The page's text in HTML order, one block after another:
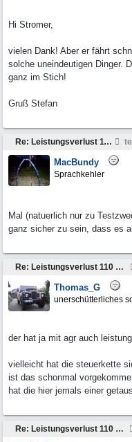
Hi Stromer,
vielen Dank! Aber er fährt
solche uneindeutigen Dinger.
ganz im Stich!
Gruß Stefan
Re: Leistungsverlust 110 Td5
MacBundy
Sprachkehler
Mal (natuerlich nur zu
ganz sicher zu sein, dass es
Re: Leistungsverlust 110 Td5
Thomas_G
unerschütterliches
der hat ja mit agr auch
vielleicht hat die steuerkette
ist das schonmal
hat die hier jemals einer
Re: Leistungsverlust 110 Td5